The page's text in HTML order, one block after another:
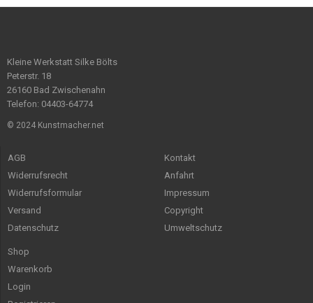
Kleine Werkstatt Silke Bölts
Peterstr. 18
26160 Bad Zwischenahn
Telefon: 04403-64774
© 2024 Kunstmacher.net
AGB
Widerrufsrecht
Widerrufsformular
Versand
Datenschutz
Kontakt
Anfahrt
Impressum
Copyright
Umweltschutz
Shop
Warenkorb
Login